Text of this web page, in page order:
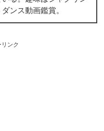
ンス動画鑑賞。
ンク